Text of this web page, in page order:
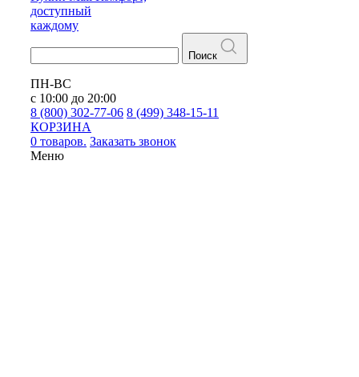
доступный
каждому
Поиск
ПН-ВС
с 10:00 до 20:00
8 (800) 302-77-06 8 (499) 348-15-11
КОРЗИНА
0 товаров. Заказать звонок
Меню